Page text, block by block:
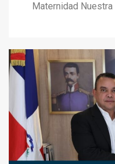
Maternidad